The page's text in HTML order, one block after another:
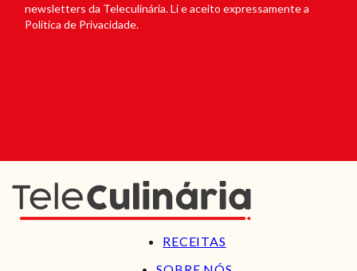
newsletters da Teleculinária. Li e aceito expressamente a
Política de Privacidade.
RECEITAS